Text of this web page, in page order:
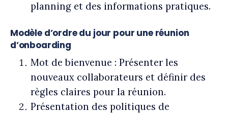
planning et des informations pratiques.
Modèle d’ordre du jour pour une réunion
d’onboarding
Mot de bienvenue : Présenter les
nouveaux collaborateurs et définir des
règles claires pour la réunion.
Présentation des politiques de